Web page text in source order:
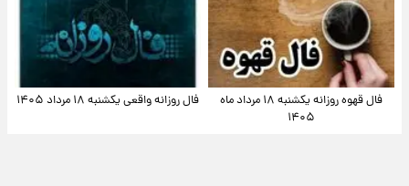
فال قهوه روزانه یکشنبه ۱۸ مرداد ماه
۱۴۰۵
فال روزانه واقعی یکشنبه ۱۸ مرداد ۱۴۰۵